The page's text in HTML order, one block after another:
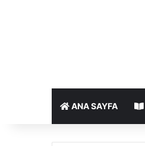
ANA SAYFA